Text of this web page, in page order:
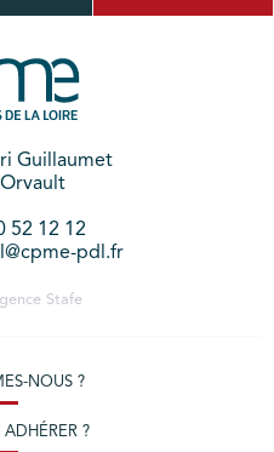
Guillaumet
52 12 12
pdl.fr
Stafe
NOUS ?
?